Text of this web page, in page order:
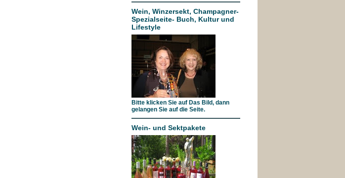
Wein, Winzersekt, Champagner-
Spezialseite- Buch, Kultur und
Lifestyle
Bitte klicken Sie auf Das Bild, dann
gelangen Sie auf die Seite.
Wein- und Sektpakete